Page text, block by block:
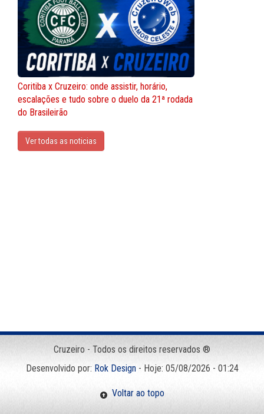
Coritiba x Cruzeiro: onde assistir, horário,
escalações e tudo sobre o duelo da 21ª rodada
do Brasileirão
Ver todas as noticias
Cruzeiro - Todos os direitos reservados ®
Desenvolvido por: Rok Design- Hoje: 05/08/2026 - 01:24
Voltar ao topo